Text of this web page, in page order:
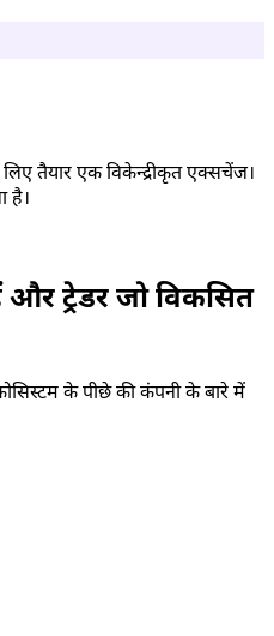
लिए तैयार एक विकेन्द्रीकृत एक्सचेंज।
है।
ट्रेडर जो विकसित
के पीछे की कंपनी के बारे में